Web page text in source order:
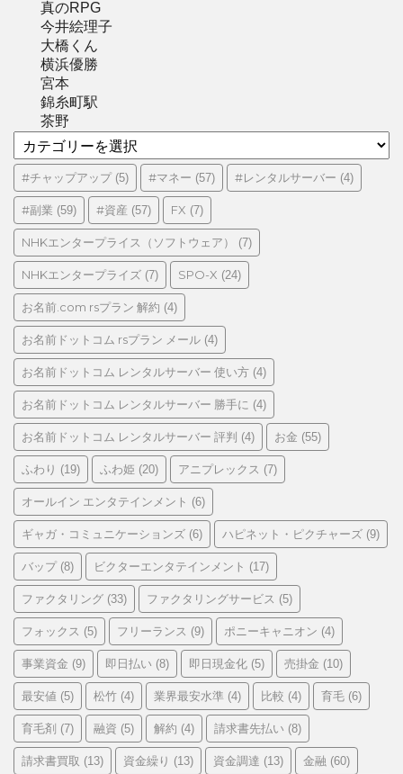
真のRPG
今井絵理子
大橋くん
横浜優勝
宮本
錦糸町駅
茶野
テ
ゴ
リ
ー
#チャップアップ(5) #マネー (57) #レンタルサーバー (4)
#副業 (59) #資産 (57) FX (7)
NHKエンタープライス（ソフトウェア） (7)
NHKエンタープライズ (7) SPO-X (24)
お名前.com rsプラン 解約 (4)
お名前ドットコム rsプラン メール (4)
お名前ドットコム レンタルサーバー 使い方 (4)
お名前ドットコム レンタルサーバー 勝手に (4)
お名前ドットコム レンタルサーバー 評判 (4) お金 (55)
ふわり (19) ふわ姫 (20) アニプレックス (7)
オールイン エンタテインメント (6)
ギャガ・コミュニケーションズ (6) ハピネット・ピクチャーズ (9)
バップ(8) ビクターエンタテインメント (17)
ファクタリング (33) ファクタリングサービス (5)
フォックス (5) フリーランス (9) ポニーキャニオン (4)
事業資金 (9) 即日払い (8) 即日現金化 (5) 売掛金 (10)
最安値 (5) 松竹 (4) 業界最安水準 (4) 比較 (4) 育毛 (6)
育毛剤 (7) 融資 (5) 解約 (4) 請求書先払い (8)
請求書買取 (13) 資金繰り (13) 資金調達 (13) 金融 (60)